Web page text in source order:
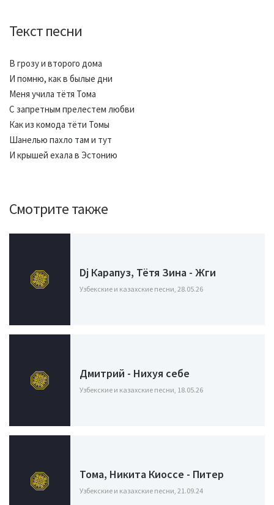
Текст песни
В грозу и второго дома
И помню, как в былые дни
Меня учила тётя Тома
С запретным прелестем любви
Как из комода тёти Томы
Шанелью пахло там и тут
И крышей ехала в Эстонию
Смотрите также
Dj Карапуз, Тётя Зина - Жги
Узбекские и казахские песни, 28.05.26
Дмитрий - Нихуя себе
Узбекские и казахские песни, 18.05.26
Тома, Никита Киоссе - Питер
Узбекские и казахские песни, 21.09.24